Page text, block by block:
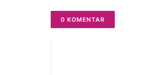
0 KOMENTAR